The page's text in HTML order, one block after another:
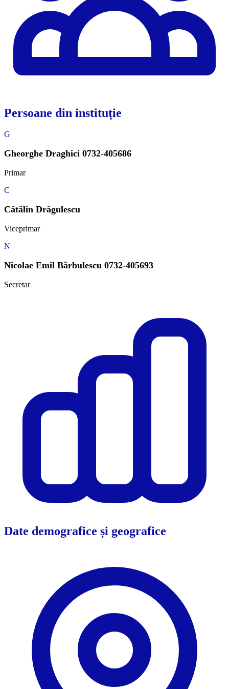
Persoane din instituție
G
Gheorghe Draghici 0732-405686
Primar
C
Cătălin Drăgulescu
Viceprimar
N
Nicolae Emil Bărbulescu 0732-405693
Secretar
Date demografice și geografice